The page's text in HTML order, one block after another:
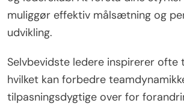
muliggør effektiv målsætning og
udvikling.
Selvbevidste ledere inspirerer ofte
hvilket kan forbedre
tilpasningsdygtige over for